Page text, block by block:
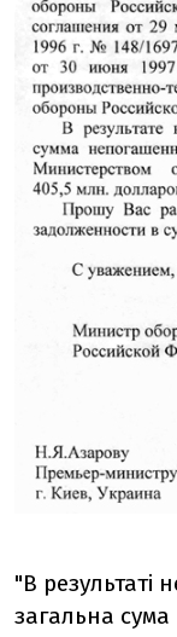
"В результаті
загальна